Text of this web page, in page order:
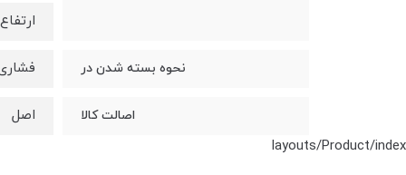
ارتفاع : 4.5
نحوه بسته شدن در
اصالت کالا
اصل
layouts/Product/index